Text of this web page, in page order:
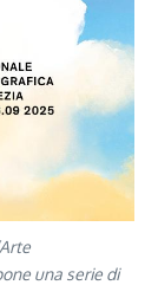
una serie di